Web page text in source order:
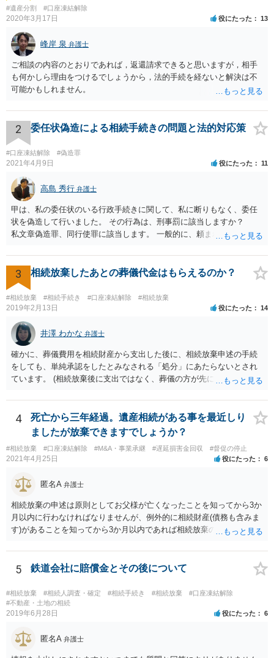
#遺産分割 #口座凍結解除
2020年3月17日 役にたった 13
峰岸 泉 弁護士
ご相談の内容のとおりであれば，返還請求できると思いますが，相手
も何かしら理由をつけるでしょうから，法的手続を経ないと解決は不
可能かもしれません。
2 委任状偽造による相続手続きの問題と法的対応策
#口座凍結解除 #偽造罪
2021年4月9日 役にたった 11
高島 秀行 弁護士
甲は、私の委任状のいる行政手続きに関して、私に断りもなく、委任
状を偽造して行いました。 その行為は、刑事罰に該当しますか？
私文章偽造罪、同行使罪に該当します。 一般的に、頼まれた（委任さ
か？ 委任状を偽造して使用することはまでは依頼の範囲ではない
ので できないと思います。
3 相続放棄したあとの葬儀代金はもらえるのか？
#相続放棄 #相続手続き #口座凍結解除 #相続放棄
2019年2月13日 役にたった 14
井澤 わかな 弁護士
確かに、葬儀費用を相続財産から支出した後に、相続放棄申述の手続
をしても、単純承認をしたとみなされる「処分」にあたらないとされ
ています。 (相続放棄後に支出ではなく、葬儀の方が先に来るのが通常
述の手続ということだと思いますが) ただ、葬儀費用ならいくらでもよ
いということではなく、身分相応の、社会的儀式として当然認められ
る程度の金額に留まると考えた方がよいです。 もし、相続人の皆さん
に葬儀費用を支出する経済力がなく、質素な葬儀を行った費用であれ
ば相続財産から支出しても単純承認と認められない可能性が高いの
で、相続放棄申述が受理される可能性も高いと思います。
4
死亡から三年経過。遺産相続がある事を最近しり
ましたが放棄できますでしょうか？
#相続放棄 #口座凍結解除 #M&A・事業承継 #遅延損害金回収 #督促の停止
2021年4月25日 役にたった 6
匿名A 弁護士
相続放棄の申述は原則としてお父様が亡くなったことを知ってから3か
月以内に行わなければなりませんが、例外的に相続財産(債務も含みま
す)があることを知ってから3か月以内であれば相続放棄の申述が認め
したら、早急に家裁に行って相続放棄の申述をしたい旨告げて必要な
書類を提出されることをおすすめいたします。 なお、お父様の債務が
他にもあるかもしれないというリスクを考えますと、相続放棄の申述
にあたっては、法テラスの無料相談等を利用して弁護士に相談するこ
とも十分考えられるかと存じます。また、ご記載いただいた事実関係
を拝見するかぎり、再婚相手のかたは既に相続放棄をされている可能
5 鉄道会社に賠償金とその後について
#相続放棄 #相続人調査・確定 #相続手続き #相続放棄
#口座凍結解除
#不動産・土地の相続
2019年6月28日 役にたった 6
匿名A 弁護士